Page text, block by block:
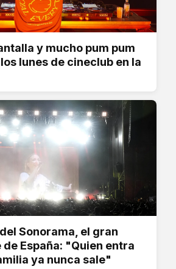
y mucho pum pum
lunes de cineclub en la
Sonorama, el gran
España: "Quien entra
ya nunca sale"